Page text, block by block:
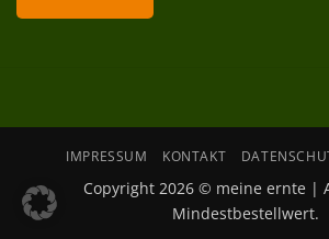
IMPRESSUM KONTAKT
Copyright 2026 © meine ernte |
Mindestbestellwert.